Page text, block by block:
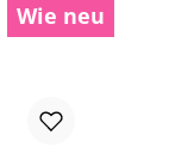
Wie neu